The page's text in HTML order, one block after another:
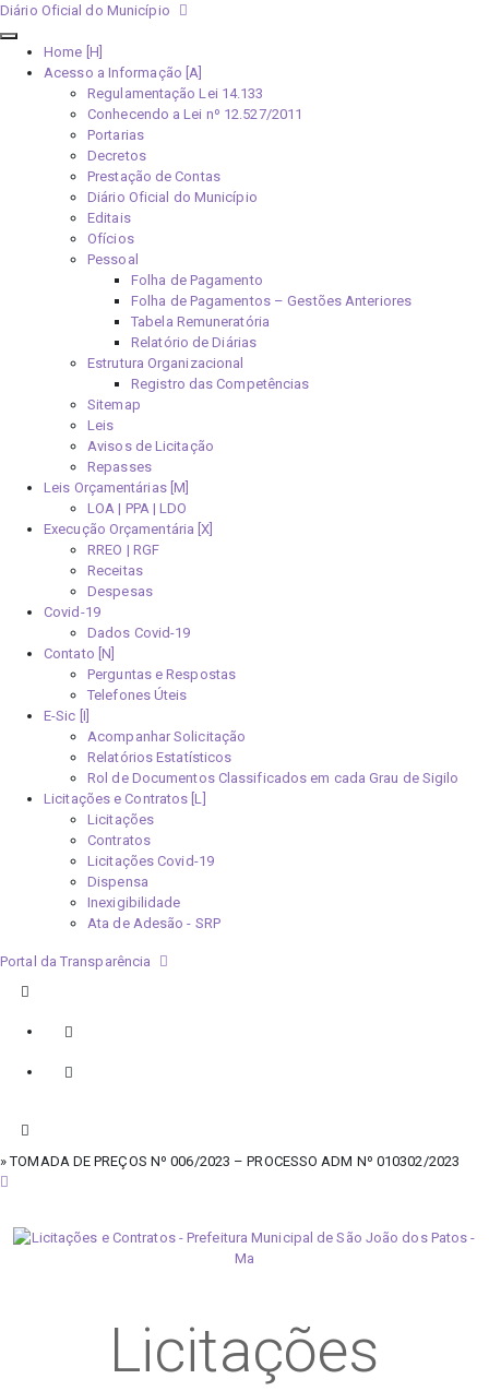
Diário Oficial do Município
Home [H]
Acesso a Informação [A]
Regulamentação Lei 14.133
Conhecendo a Lei nº 12.527/2011
Portarias
Decretos
Prestação de Contas
Diário Oficial do Município
Editais
Ofícios
Pessoal
Folha de Pagamento
Folha de Pagamentos – Gestões Anteriores
Tabela Remuneratória
Relatório de Diárias
Estrutura Organizacional
Registro das Competências
Sitemap
Leis
Avisos de Licitação
Repasses
Leis Orçamentárias [M]
LOA | PPA | LDO
Execução Orçamentária [X]
RREO | RGF
Receitas
Despesas
Covid-19
Dados Covid-19
Contato [N]
Perguntas e Respostas
Telefones Úteis
E-Sic [I]
Acompanhar Solicitação
Relatórios Estatísticos
Rol de Documentos Classificados em cada Grau de Sigilo
Licitações e Contratos [L]
Licitações
Contratos
Licitações Covid-19
Dispensa
Inexigibilidade
Ata de Adesão - SRP
Portal da Transparência
» TOMADA DE PREÇOS Nº 006/2023 – PROCESSO ADM Nº 010302/2023
Licitações